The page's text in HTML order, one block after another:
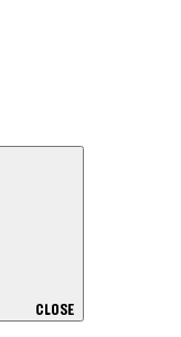
CLOSE